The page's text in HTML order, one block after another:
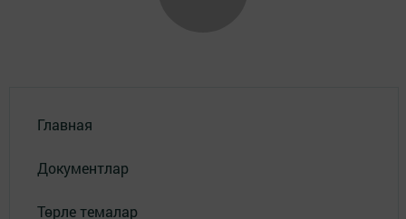
Главная
Документлар
Төрле темалар